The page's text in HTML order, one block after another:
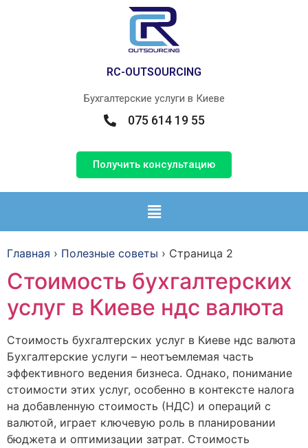
RС-OUTSOURCING
Бухгалтерские услуги в Киеве
075 614 19 55
Получить консультацию
Главная › Полезные советы › Страница 2
Cтоимость бухгалтерских
услуг в Киеве ндс валюта
Cтоимость бухгалтерских услуг в Киеве ндс валюта
Бухгалтерские услуги – неотъемлемая часть
эффективного ведения бизнеса. Однако, понимание
стоимости этих услуг, особенно в контексте налога
на добавленную стоимость (НДС) и операций с
валютой, играет ключевую роль в планировании
бюджета и оптимизации затрат. Стоимость